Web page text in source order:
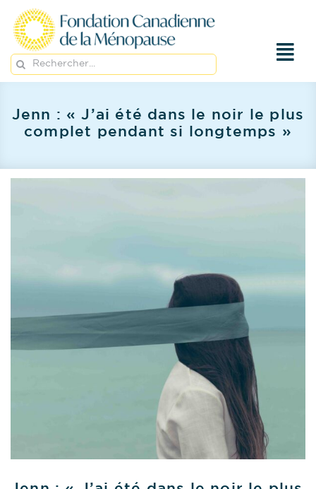
Passer
contenu
Rechercher:
Jenn : « J’ai été dans le noir le plus
complet pendant si longtemps »